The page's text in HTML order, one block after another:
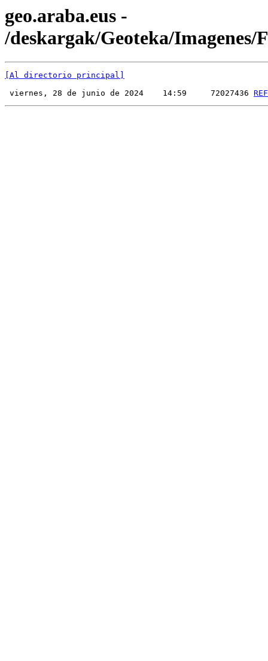
geo.araba.eus -
/deskargak/Geoteka/Imagenes/
[Al directorio principal]
viernes, 28 de junio de 2024    14:59     72027436